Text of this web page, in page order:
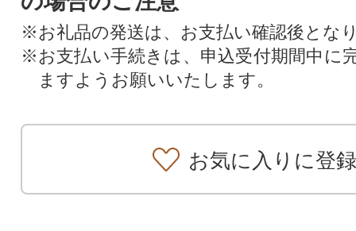
※お礼品の発送は、お支払い確認後とな
※お支払い手続きは、申込受付期間中に
ますようお願いいたします。
お気に入りに登録